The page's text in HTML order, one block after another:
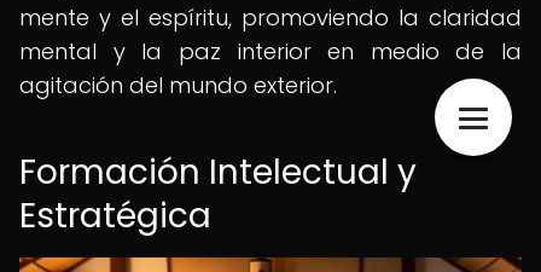
mente y el espíritu, promoviendo la claridad
mental y la paz interior en medio de la
agitación del mundo exterior.
Formación Intelectual y
Estratégica